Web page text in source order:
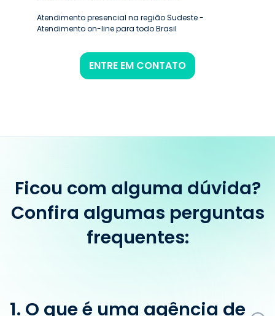
Atendimento presencial na região Sudeste -
Atendimento on-line para todo Brasil
ENTRE EM CONTATO
Ficou com alguma dúvida?
Confira algumas perguntas
frequentes:
1. O que é uma agência de